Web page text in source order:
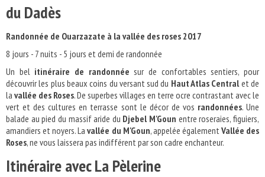
du Dadès
Randonnée de Ouarzazate à la vallée des roses 2017
8 jours - 7 nuits - 5 jours et demi de randonnée
Un bel itinéraire de randonnéesur de confortables sentiers, pour
découvrir les plus beaux coins du versant sud du Haut Atlas Centralet de
la vallée des Roses. De superbes villages en terre ocre contrastant avec le
vert et des cultures en terrasse sont le décor de vos randonnées. Une
balade au pied du massif aride du Djebel M'Goun entre roseraies, figuiers,
amandiers et noyers. Lavallée du M'Goun, appelée égalementVallée des
Roses, ne vous laissera pas indifférent par son cadre enchanteur.
Itinéraire avec La Pèlerine